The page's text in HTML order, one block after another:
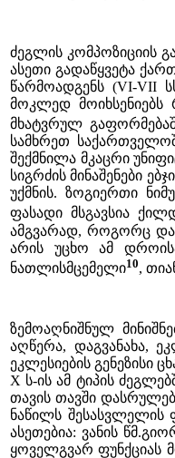
ძეგლის კომპოზიციის
ასეთი გადაწყვეტა
წარმოადგენს (VI-VII
მოკლედ მოიხსენიებს
მხატვრულ
სამხრეთ
შექმნილა მკაცრი
სიგრძის მინაშენები
უქმნის. ზოგიერთი
ფასადი მსგავსია
ამგვარად, როგორც
არის უცხო ამ
ნათლისმცემელი10,
ზემოაღნიშნულ
აღწერა, დაგვანახა,
ეკლესიების გენეზისი
X ს-ის ამ ტიპის
თავის თავში
ნაწილს შესასვლელის
ასეთებია: ვანის
ყოველგვარ ფუნქციას